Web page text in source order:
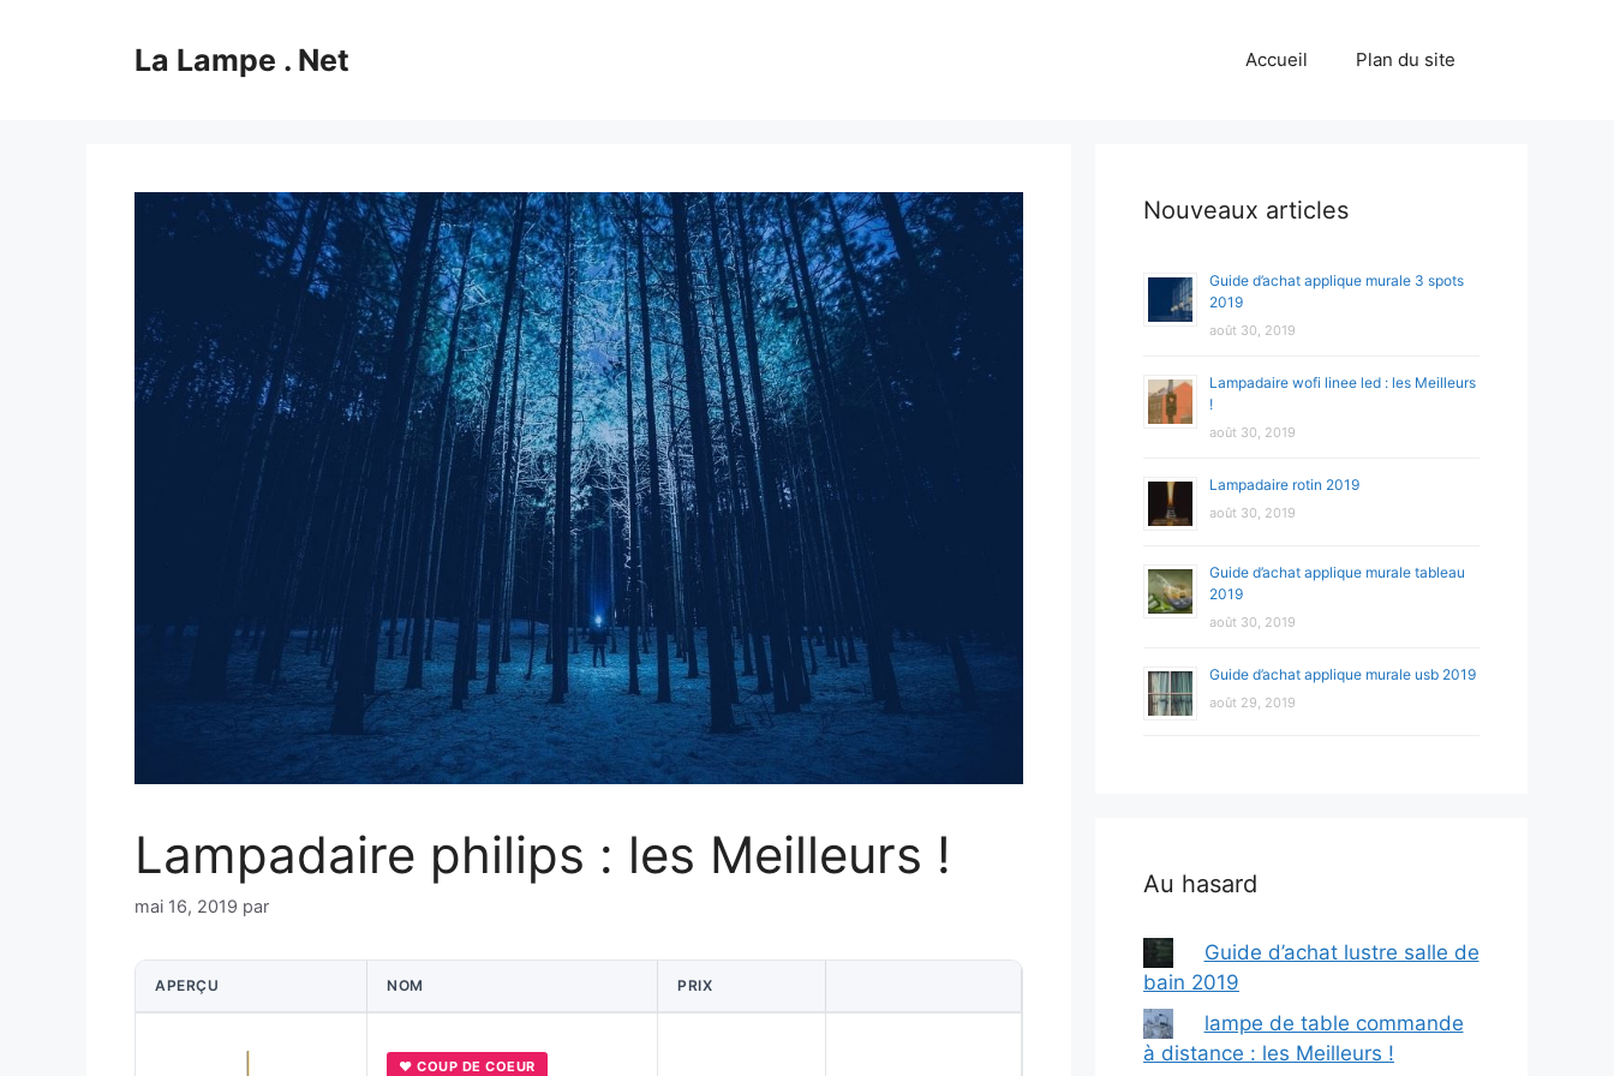
La Lampe . Net Accueil Plan du site
Lampadaire philips : les Meilleurs !
mai 16, 2019 par
APERÇU NOM PRIX
♥ COUP DE COEUR
Nouveaux articles
Guide d’achat applique murale 3 spots
2019
août 30, 2019
Lampadaire wofi linee led : les Meilleurs
!
août 30, 2019
Lampadaire rotin 2019
août 30, 2019
Guide d’achat applique murale tableau
2019
août 30, 2019
Guide d’achat applique murale usb 2019
août 29, 2019
Au hasard
Guide d’achat lustre salle de
bain 2019
lampe de table commande
à distance : les Meilleurs !